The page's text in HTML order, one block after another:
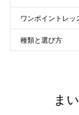
ワンポイントレッ
種類と選び方
ま